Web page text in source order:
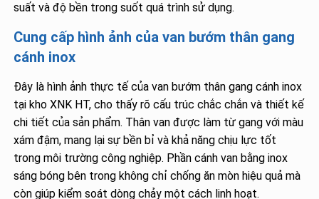
suất và độ bền trong suốt quá trình sử dụng.
Cung cấp hình ảnh của van bướm thân gang
cánh inox
Đây là hình ảnh thực tế của van bướm thân gang cánh inox
tại kho XNK HT, cho thấy rõ cấu trúc chắc chắn và thiết kế
chi tiết của sản phẩm. Thân van được làm từ gang với màu
xám đậm, mang lại sự bền bỉ và khả năng chịu lực tốt
trong môi trường công nghiệp. Phần cánh van bằng inox
sáng bóng bên trong không chỉ chống ăn mòn hiệu quả mà
còn giúp kiểm soát dòng chảy một cách linh hoạt.